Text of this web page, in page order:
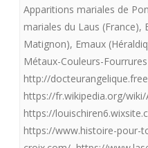
aux
royalistes
“A
Jésus
par
Marie
Apparitions mariales de
mariales du Laus (France),
Matignon), Emaux
Métaux-Couleurs-
http://
https://fr.wikipedia.org/wiki/
https://
https://www.histoire-pour-